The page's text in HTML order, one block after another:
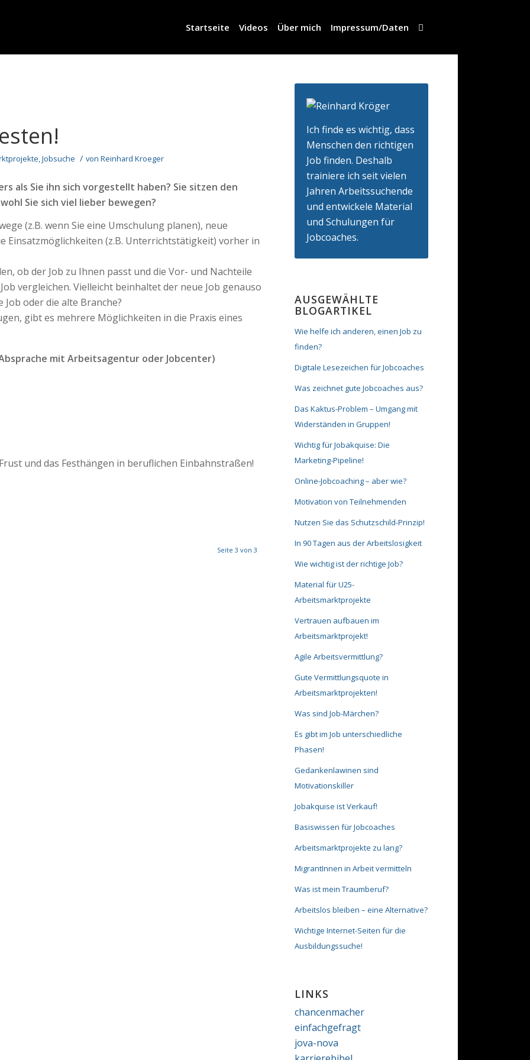
Startseite Videos Über mich Impressum/Daten
,Jobsuche / von Reinhard Kroeger
als Sie ihn sich vorgestellt haben? Sie sitzen den
Sie sich viel lieber bewegen?
(z.B. wenn Sie eine Umschulung planen), neue
Einsatzmöglichkeiten (z.B. Unterrichtstätigkeit) vorher in
ob der Job zu Ihnen passt und die Vor- und Nachteile
vergleichen. Vielleicht beinhaltet der neue Job genauso
oder die alte Branche?
gibt es mehrere Möglichkeiten in die Praxis eines
mit Arbeitsagentur oder Jobcenter)
und das Festhängen in beruflichen Einbahnstraßen!
Seite 3 von 3
Ich finde es wichtig, dass
Menschen den richtigen
Job finden. Deshalb
trainiere ich seit vielen
Jahren Arbeitssuchende
und entwickele Material
und Schulungen für
Jobcoaches.
AUSGEWÄHLTE
BLOGARTIKEL
Wie helfe ich anderen, einen Job zu
finden?
Digitale Lesezeichen für Jobcoaches
Was zeichnet gute Jobcoaches aus?
Das Kaktus-Problem – Umgang mit
Widerständen in Gruppen!
Wichtig für Jobakquise: Die
Marketing-Pipeline!
Online-Jobcoaching – aber wie?
Motivation von Teilnehmenden
Nutzen Sie das Schutzschild-Prinzip!
In 90 Tagen aus der Arbeitslosigkeit
Wie wichtig ist der richtige Job?
Material für U25-
Arbeitsmarktprojekte
Vertrauen aufbauen im
Arbeitsmarktprojekt!
Agile Arbeitsvermittlung?
Gute Vermittlungsquote in
Arbeitsmarktprojekten!
Was sind Job-Märchen?
Es gibt im Job unterschiedliche
Phasen!
Gedankenlawinen sind
Motivationskiller
Jobakquise ist Verkauf!
Basiswissen für Jobcoaches
Arbeitsmarktprojekte zu lang?
MigrantInnen in Arbeit vermitteln
Was ist mein Traumberuf?
Arbeitslos bleiben – eine Alternative?
Wichtige Internet-Seiten für die
Ausbildungssuche!
LINKS
chancenmacher
einfachgefragt
jova-nova